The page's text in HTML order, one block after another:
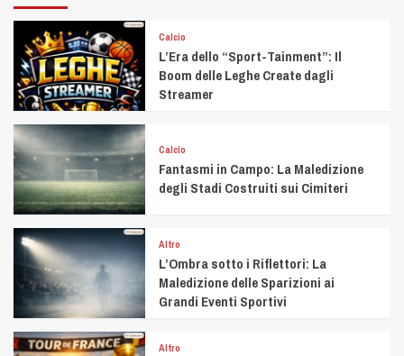
Calcio
L’Era dello “Sport-Tainment”: Il
Boom delle Leghe Create dagli
Streamer
Calcio
Fantasmi in Campo: La Maledizione
degli Stadi Costruiti sui Cimiteri
Altro
L’Ombra sotto i Riflettori: La
Maledizione delle Sparizioni ai
Grandi Eventi Sportivi
Altro